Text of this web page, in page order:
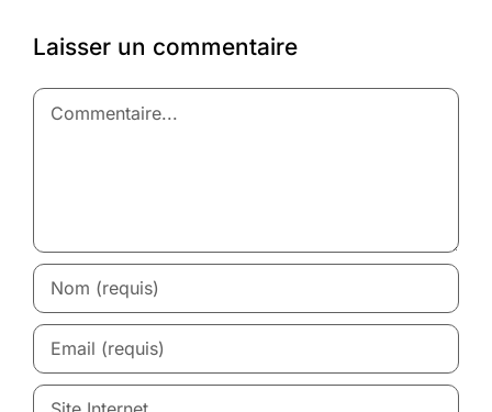
Laisser un commentaire
Commentaire